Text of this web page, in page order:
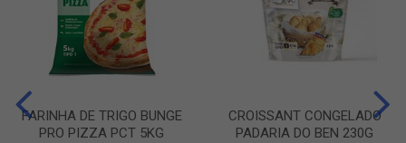
FARINHA DE TRIGO BUNGE
PRO PIZZA PCT 5KG
CROISSANT CONGELADO
PADARIA DO BEN 230G